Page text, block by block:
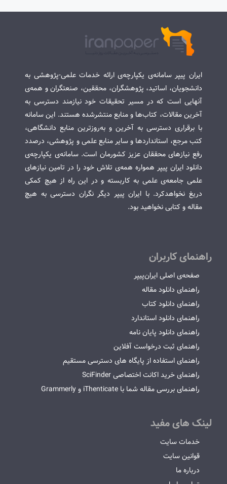
ایران پیپر سامانه‌ی یکپارچه‌ی ارائه خدمات علمی-پژوهشی به
دانشجویان، اساتید، پژوهشگران، محققین، صنعتگران و همه‌ی
آنهایی است که در مسیر تحقیقات خود نیازمند دسترسی به
آخرین مقالات، کتاب‌ها و منابع منتشرشده هستند. این سامانه
با برقراری دسترسی به آخرین و به‌روزترین منابع دانشگاهی،
کتب مرجع، استانداردها و سایر منابع علمی و پژوهشی، درصدد
رفع نیازهای محققان عزیز کشورمان است. سامانه‌ی یکپارچه‌ی
دانلود ایران پیپر همواره همه‌ی تلاش خود را در تامین نیازهای
علمی جامعه‌ی علمی به کاربسته و در این راه از هیچ کمکی
دریغ نخواهدکرد. با ایران پیپر دیگر نگران دسترسی به هیچ
مقاله و کتابی نخواهید بود.
راهنمای کاربران
صفحه‌ی اصلی ایران‌پیپر
راهنمای دانلود مقاله
راهنمای دانلود کتاب
راهنمای دانلود استاندارد
راهنمای دانلود پایان نامه
راهنمای ثبت درخواست آفلاین
راهنمای استفاده از پایگاه های دسترسی مستقیم
راهنمای خرید اکانت اختصاصی SciFinder
راهنمای بررسی مقاله شما با iThenticate و Grammerly
لینک های مفید
خدمات سایت
قوانین سایت
درباره ما